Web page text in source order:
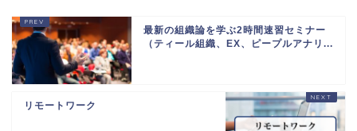
最新の組織論を学ぶ2時間速習セミナー
（ティール組織、EX、ピープルアナリ...
リモートワーク